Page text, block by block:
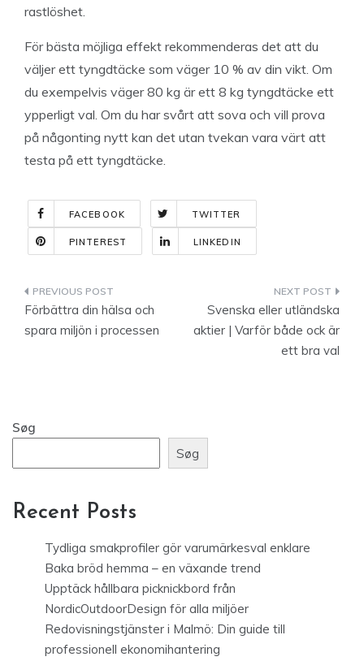
rastlöshet.
För bästa möjliga effekt rekommenderas det att du
väljer ett tyngdtäcke som väger 10 % av din vikt. Om
du exempelvis väger 80 kg är ett 8 kg tyngdtäcke ett
ypperligt val. Om du har svårt att sova och vill prova
på någonting nytt kan det utan tvekan vara värt att
testa på ett tyngdtäcke.
FACEBOOK TWITTER
PINTEREST LINKEDIN
Indlægsnavigation
Förbättra din hälsa och
spara miljön i processen
Svenska eller utländska
aktier | Varför både ock är
ett bra val
Søg
Søg
Recent Posts
Tydliga smakprofiler gör varumärkesval enklare
Baka bröd hemma – en växande trend
Upptäck hållbara picknickbord från
NordicOutdoorDesign för alla miljöer
Redovisningstjänster i Malmö: Din guide till
professionell ekonomihantering